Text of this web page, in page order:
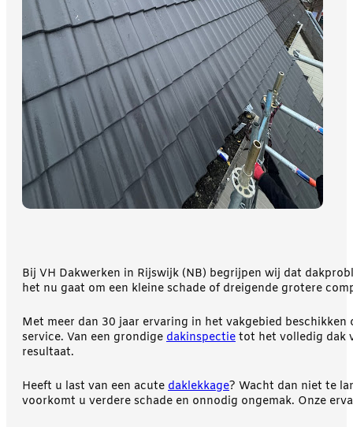
Bij VH Dakwerken in Rijswijk (NB) begrijpen wij dat
het nu gaat om een kleine schade of dreigende grotere
Met meer dan 30 jaar ervaring in het vakgebied
service. Van een grondige dakinspectie tot het volledig dak
resultaat.
Heeft u last van een acute daklekkage? Wacht dan niet te
voorkomt u verdere schade en onnodig ongemak. Onze